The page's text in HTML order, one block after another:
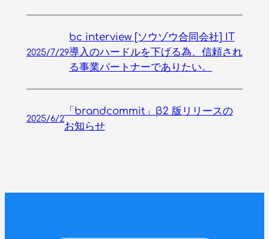
2025/7/29
bc interview [ソウゾウ合同会社] IT
導入のハードルを下げる為、信頼され
る事業パートナーでありたい。
2025/6/2
「brandcommit」β2 版リリースの
お知らせ